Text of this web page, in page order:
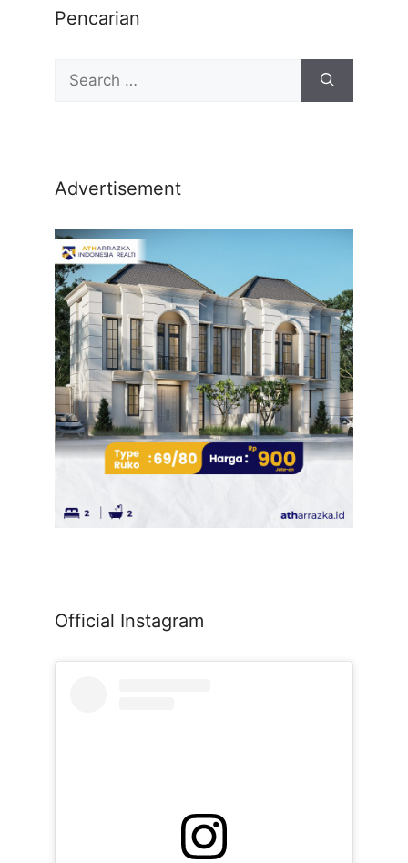
Pencarian
Advertisement
Official Instagram